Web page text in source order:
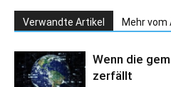
Verwandte Artikel Mehr vom
Wenn die
zerfällt